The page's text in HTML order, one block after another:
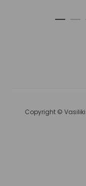
Copyright © Vasiliki